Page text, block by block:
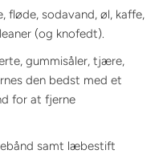
fløde, sodavand, øl, kaffe,
(og knofedt).
gummisåler, tjære,
den bedst med et
for at fjerne
samt læbestift